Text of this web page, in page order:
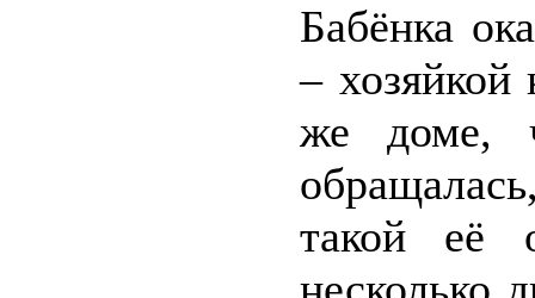
Бабёнка
– хозяйкой
же доме,
такой её